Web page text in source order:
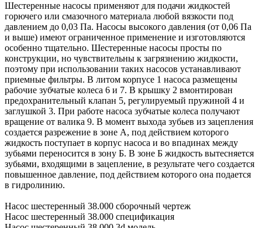
Шестеренные насосы применяют для подачи жидкостей
горючего или смазочного материала любой вязкости под
давлением до 0,03 Па. Насосы высокого давления (от 0,06 Па
и выше) имеют ограниченное применение и изготовляются
особенно тщательно. Шестеренные насосы просты по
конструкции, но чувствительны к загрязнению жидкости,
поэтому при использовании таких насосов устанавливают
приемные фильтры. В литом корпусе 1 насоса размещены
рабочие зубчатые колеса 6 и 7. В крышку 2 вмонтирован
предохранительный клапан 5, регулируемый пружиной 4 и
заглушкой 3. При работе насоса зубчатые колеса получают
вращение от валика 9. В момент выхода зубьев из зацепления
создается разрежение в зоне А, под действием которого
жидкость поступает в корпус насоса и во впадинах между
зубьями переносится в зону Б. В зоне Б жидкость вытесняется
зубьями, входящими в зацепление, в результате чего создается
повышенное давление, под действием которого она подается
в гидролинию.
Насос шестеренный 38.000 сборочный чертеж
Насос шестеренный 38.000 спецификация